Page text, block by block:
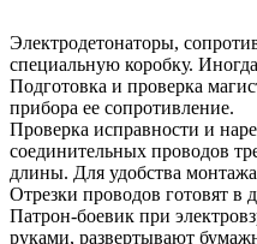
Электродетонаторы,
специальную коробку.
Подготовка и проверка
прибора ее сопротивление.
Проверка исправности и
соединительных проводов
длины. Для удобства
Отрезки проводов готовят в
Патрон-боевик при
руками, развертывают